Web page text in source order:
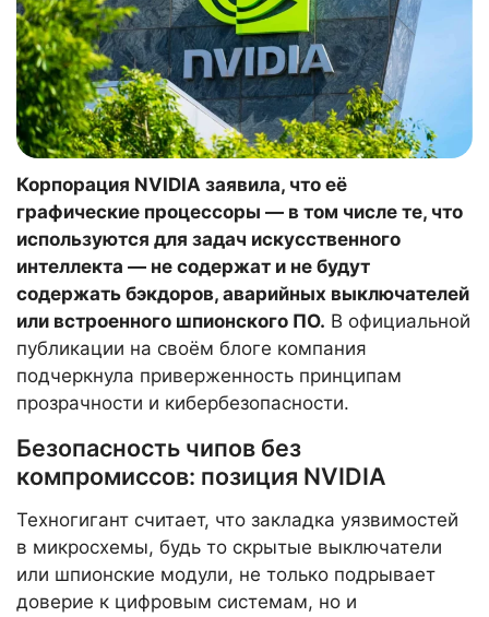
Корпорация NVIDIA заявила, что её
графические процессоры — в том числе те, что
используются для задач искусственного
интеллекта — не содержат и не будут
содержать бэкдоров, аварийных выключателей
или встроенного шпионского ПО. В официальной
публикации на своём блоге компания
подчеркнула приверженность принципам
прозрачности и кибербезопасности.
Безопасность чипов без
компромиссов: позиция NVIDIA
Техногигант считает, что закладка уязвимостей
в микросхемы, будь то скрытые выключатели
или шпионские модули, не только подрывает
доверие к цифровым системам, но и